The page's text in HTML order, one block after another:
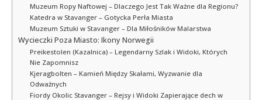
Muzeum Ropy Naftowej – Dlaczego Jest Tak Ważne dla Regionu?
Katedra w Stavanger – Gotycka Perła Miasta
Muzeum Sztuki w Stavanger – Dla Miłośników Malarstwa
Wycieczki Poza Miasto: Ikony Norwegii
Preikestolen (Kazalnica) – Legendarny Szlak i Widoki, Których
Nie Zapomnisz
Kjeragbolten – Kamień Między Skałami, Wyzwanie dla
Odważnych
Fiordy Okolic Stavanger – Rejsy i Widoki Zapierające dech w